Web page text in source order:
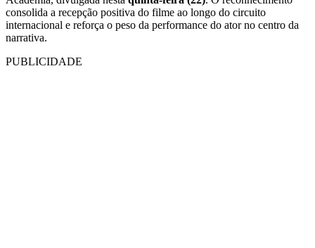
consolida a recepção positiva do filme ao longo do circuito
internacional e reforça o peso da performance do ator no centro da
narrativa.
PUBLICIDADE